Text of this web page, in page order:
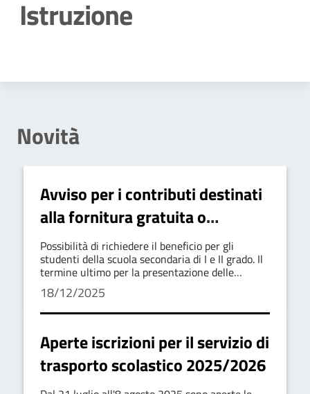
Istruzione
Novità
Avviso per i contributi destinati
alla fornitura gratuita o
semigratuita dei libri di testo
per gli alunni delle scuole
secondarie di primo e secondo
grado, a.s. 2025/2026
Possibilità di richiedere il beneficio per gli
studenti della scuola secondaria di I e II grado. Il
termine ultimo per la presentazione delle
domande è fissato al 18 dicembre 2025.
18/12/2025
Aperte iscrizioni per il servizio di
trasporto scolastico 2025/2026